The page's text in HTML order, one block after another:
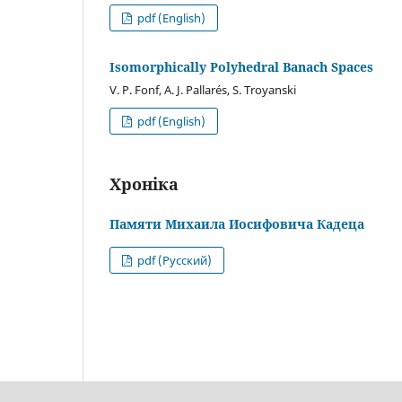
pdf (English)
Isomorphically Polyhedral Banach Spaces
V. P. Fonf,A. J. Pallarés,S. Troyanski
pdf (English)
Хроніка
Памяти Михаила Иосифовича Кадеца
pdf (Русский)